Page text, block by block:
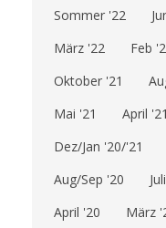
Sommer '22
März '22
Feb
Oktober '21
Mai '21
April '21
Dez/Jan '20/'21
Aug/Sep '20
April '20
März